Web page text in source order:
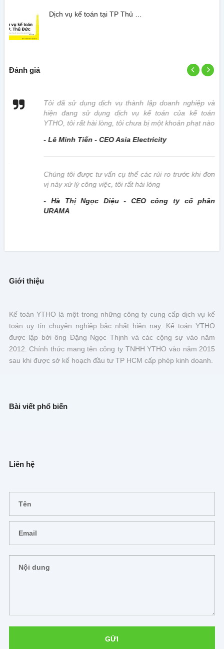
Dịch vụ kế toán tại TP Thủ …
Đánh giá
Tôi đã sử dụng dịch vụ thành lập doanh nghiệp và
hiện đang sử dụng dịch vụ kế toán của kế toán
YTHO, tôi rất hài lòng, tôi chưa bị một khoản phạt nào
- Lê Minh Tiến - CEO Asia Electricity
Chúng tôi được tư vấn cụ thể các rủi ro trước khi đơn
vị này xử lý công việc, tôi rất hài lòng
- Hà Thị Ngọc Diệu - CEO công ty cổ phần
URAMA
Giới thiệu
Kế toán YTHO là một trong những công ty cung cấp dịch vụ kế
toán uy tín chuyên nghiệp bậc nhất hiện nay. Kế toán YTHO
được lập bởi ông Đặng Ngọc Thịnh và các cộng sự vào năm
2012. Chính thức mang tên công ty TNHH YTHO vào năm 2015
sau khi được sở kế hoạch đầu tư TP HCM cấp phép kinh doanh.
Bài viết phổ biến
Liên hệ